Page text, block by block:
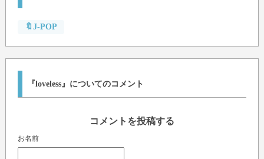
🔖J-POP
『loveless』についてのコメント
コメントを投稿する
お名前